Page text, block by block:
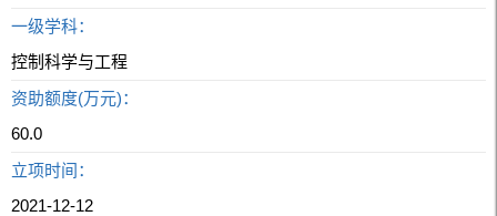
一级学科：
控制科学与工程
资助额度(万元)：
60.0
立项时间：
2021-12-12